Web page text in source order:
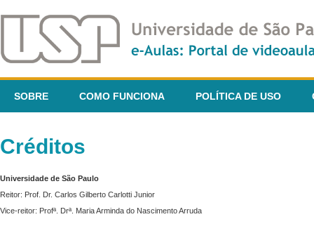
SOBRE COMO FUNCIONA POLÍTICA DE USO
Créditos
Universidade de São Paulo
Reitor: Prof. Dr. Carlos Gilberto Carlotti Junior
Vice-reitor: Profª. Drª. Maria Arminda do Nascimento Arruda